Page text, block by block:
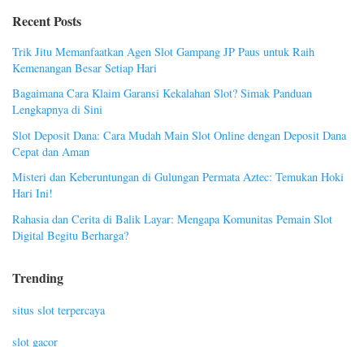
Recent Posts
Trik Jitu Memanfaatkan Agen Slot Gampang JP Paus untuk Raih
Kemenangan Besar Setiap Hari
Bagaimana Cara Klaim Garansi Kekalahan Slot? Simak Panduan
Lengkapnya di Sini
Slot Deposit Dana: Cara Mudah Main Slot Online dengan Deposit Dana
Cepat dan Aman
Misteri dan Keberuntungan di Gulungan Permata Aztec: Temukan Hoki
Hari Ini!
Rahasia dan Cerita di Balik Layar: Mengapa Komunitas Pemain Slot
Digital Begitu Berharga?
Trending
situs slot terpercaya
slot gacor